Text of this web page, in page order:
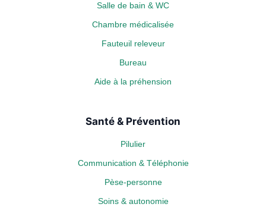
Salle de bain & WC
Chambre médicalisée
Fauteuil releveur
Bureau
Aide à la préhension
Santé & Prévention
Pilulier
Communication & Téléphonie
Pèse-personne
Soins & autonomie